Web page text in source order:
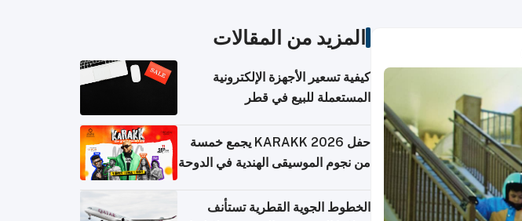
المزيد من المقالات
كيفية تسعير الأجهزة الإلكترونية
المستعملة للبيع في قطر
حفل KARAKK 2026 يجمع خمسة
من نجوم الموسيقى الهندية في الدوحة
الخطوط الجوية القطرية تستأنف